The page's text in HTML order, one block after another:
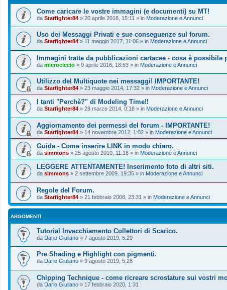
Come caricare le vostre immagini (e documenti) su MT!
da Starfighter84 » 20 aprile 2018, 15:11 » in Moderazione e Annunci
Uso dei Messaggi Privati e sue conseguenze sul forum.
da Starfighter84 » 11 maggio 2017, 11:06 » in Moderazione e Annunci
Immagini tratte da pubblicazioni cartacee - cosa è possibile
da microciccio » 9 aprile 2016, 18:53 » in Moderazione e Annunci
Utilizzo del Multiquote nei messaggi! IMPORTANTE!
da Starfighter84 » 23 maggio 2014, 17:32 » in Moderazione e Annunci
I tanti "Perchè?" di Modeling Time!!
da Starfighter84 » 28 marzo 2014, 0:18 » in Moderazione e Annunci
Aggiornamento dei permessi del forum - IMPORTANTE!
da Starfighter84 » 14 novembre 2012, 1:02 » in Moderazione e Annunci
Guida - Come inserire LINK in modo chiaro.
da simmons » 25 agosto 2010, 11:18 » in Moderazione e Annunci
LEGGERE ATTENTAMENTE! Inserimento foto di altri siti.
da simmons » 2 settembre 2009, 19:35 » in Moderazione e Annunci
Regole del Forum.
da Starfighter84 » 21 febbraio 2008, 23:31 » in Moderazione e Annunci
ARGOMENTI
Tutorial Invecchiamento Collettori di Scarico.
da Dario Giuliano » 7 agosto 2019, 5:20
Pre Shading e Highlight con pigmenti.
da Dario Giuliano » 9 agosto 2019, 5:28
Chipping Technique - come ricreare scrostature sui vostri
da Dario Giuliano » 17 febbraio 2020, 1:31